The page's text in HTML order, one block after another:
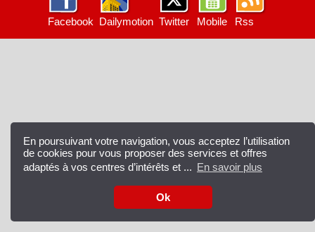
En poursuivant votre navigation, vous acceptez l’utilisation
de cookies pour vous proposer des services et offres
adaptés à vos centres d’intérêts et ... En savoir plus
Ok
Facebook Dailymotion Twitter Mobile Rss